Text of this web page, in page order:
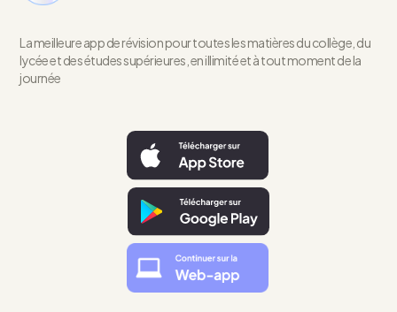
La meilleure app de révision pour toutes les matières du collège, du
lycée et des études supérieures, en illimité et à tout moment de la
journée